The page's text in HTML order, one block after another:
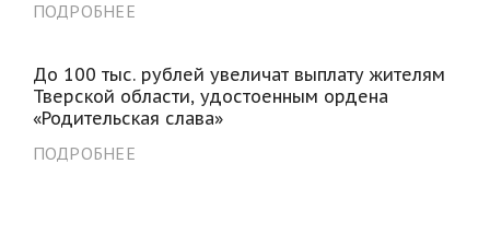
ПОДРОБНЕЕ
До 100 тыс. рублей увеличат выплату жителям
Тверской области, удостоенным ордена
«Родительская слава»
ПОДРОБНЕЕ